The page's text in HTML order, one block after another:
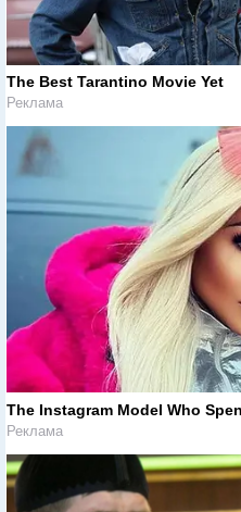
The Best Tarantino Movie Yet
Реклама
The Instagram Model Who
Реклама